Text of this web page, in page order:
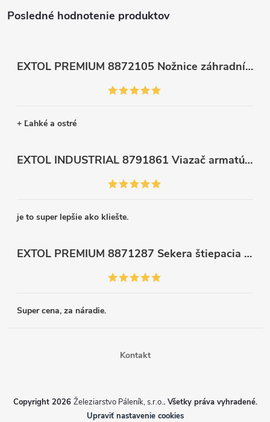
Posledné hodnotenie produktov
EXTOL PREMIUM 8872105 Nožnice záhradnícke dlhé úzke, 200mm, max. prestrih Ø6mm
+ Ľahké a ostré
EXTOL INDUSTRIAL 8791861 Viazač armatúr aku Share20V, bez aku, drôt 0,8mm, oko 8-34mm, bezuhlíkový motor
je to super lepšie ako kliešte.
EXTOL PREMIUM 8871287 Sekera štiepacia 3500g, nylónová násada 910mm
Super cena, za náradie.
Kontakt
Copyright 2026 Železiarstvo Páleník, s.r.o.. Všetky práva vyhradené.
Upraviť nastavenie cookies